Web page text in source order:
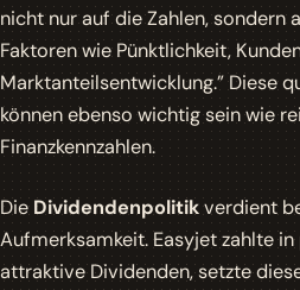
nicht nur auf die Zahlen, sondern
Faktoren wie Pünktlichkeit,
Marktanteilsentwicklung.” Diese
können ebenso wichtig sein wie
Finanzkennzahlen.
DieDividendenpolitikverdient
Aufmerksamkeit. Easyjet zahlte
attraktive Dividenden, setzte